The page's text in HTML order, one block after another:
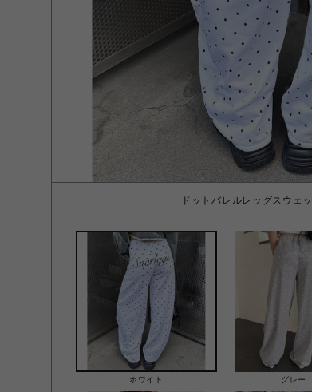
ドットバレルレッグスウェ
ホワイト グレー